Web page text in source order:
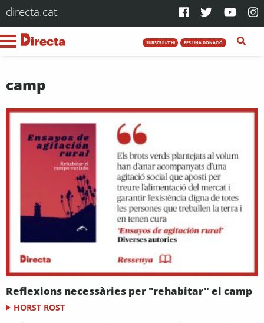
directa.cat
SUBSCRIU-T'HI FES UNA DONACIÓ
camp
Reflexions necessàries per "rehabitar" el camp
HORST ROST